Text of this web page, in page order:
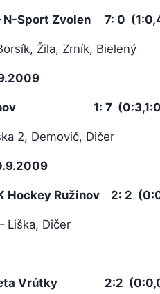
N-Sport Zvolen 7: 0
Žila, Zrník, Bielený
Ružinov 1: 7
2, Demovič, Dičer
Hockey Ružinov 2: 2
Liška, Dičer
Vrútky 2:2